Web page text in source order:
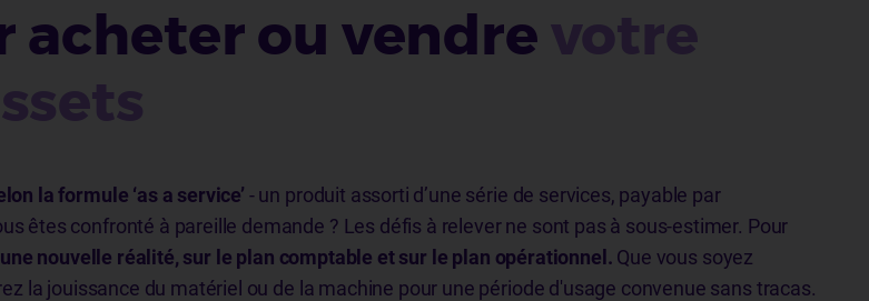
acheter ou vendrevotre
la formule ‘as a service’ - un produit assorti d’une série de services, payable par
êtes confronté à pareille demande ? Les défis à relever ne sont pas à sous-estimer. Pour
nouvelle réalité, sur le plan comptable et sur le plan opérationnel. Que vous soyez
la jouissance du matériel ou de la machine pour une période d'usage convenue sans tracas.